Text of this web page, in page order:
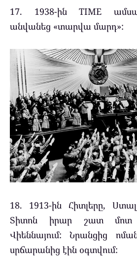
17. 1938-ին TIME
անվանեց «տարվա մարդ»:
18. 1913-ին Հիտլերը,
Տիտոն իրար շատ մոտ
Վիեննայում: Նրանցից
սրճարանից էին օգտվում: